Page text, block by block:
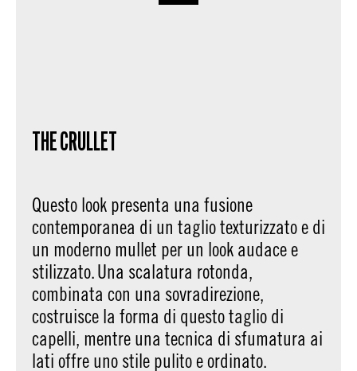
THE CRULLET
Questo look presenta una fusione
contemporanea di un taglio texturizzato e di
un moderno mullet per un look audace e
stilizzato. Una scalatura rotonda,
combinata con una sovradirezione,
costruisce la forma di questo taglio di
capelli, mentre una tecnica di sfumatura ai
lati offre uno stile pulito e ordinato.